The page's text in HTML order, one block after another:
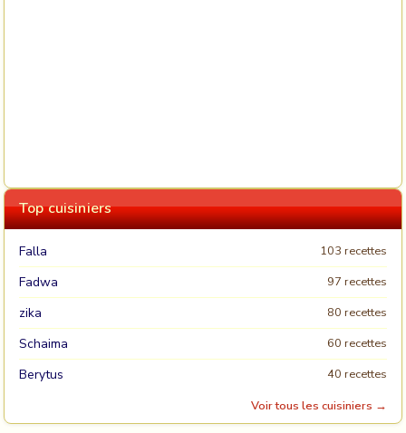
Top cuisiniers
Falla 103 recettes
Fadwa 97 recettes
zika 80 recettes
Schaima 60 recettes
Berytus
40 recettes
Voir tous les cuisiniers →